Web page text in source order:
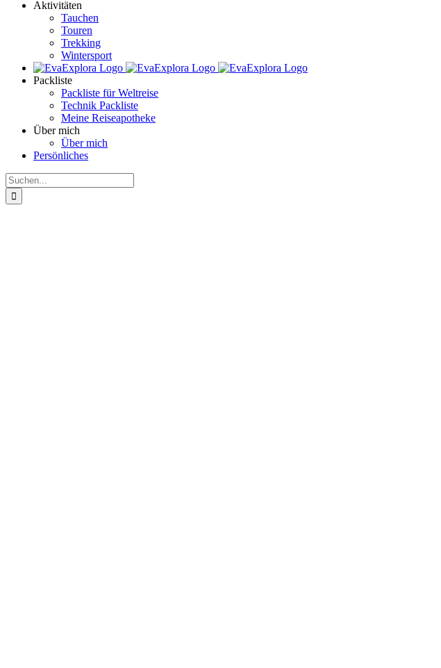
Aktivitäten
Tauchen
Touren
Trekking
Wintersport
Packliste
Packliste für Weltreise
Technik Packliste
Meine Reiseapotheke
Über mich
Über mich
Persönliches
Suche
nach: